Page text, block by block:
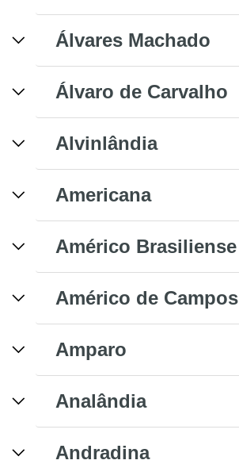
Álvares Machado
Álvaro de Carvalho
Alvinlândia
Americana
Américo Brasiliense
Américo de Campos
Amparo
Analândia
Andradina